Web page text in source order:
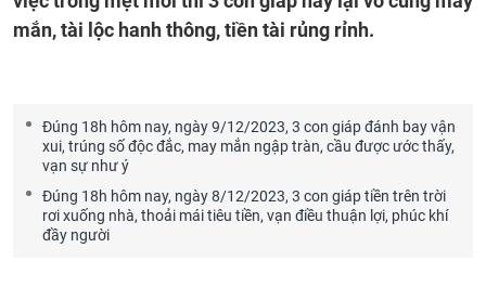
mắn, tài lộc hanh thông, tiền tài rủng rỉnh.
Đúng 18h hôm nay, ngày 9/12/2023, 3 con giáp đánh bay vận
xui, trúng số độc đắc, may mắn ngập tràn, cầu được ước thấy,
vạn sự như ý
Đúng 18h hôm nay, ngày 8/12/2023, 3 con giáp tiền trên trời
rơi xuống nhà, thoải mái tiêu tiền, vạn điều thuận lợi, phúc khí
đầy người